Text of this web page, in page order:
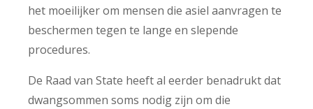
het moeilijker om mensen die asiel aanvragen te
beschermen tegen te lange en slepende
procedures.
De Raad van State heeft al eerder benadrukt dat
dwangsommen soms nodig zijn om die